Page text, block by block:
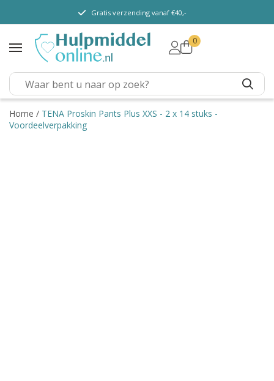
TENA Lady
TENA Men
TENA Pants (m/v)
TENA Flex
TENA Slip
Gratis verzending vanaf €40,-
0
Home / TENA Proskin Pants Plus XXS - 2 x 14 stuks -
Voordeelverpakking